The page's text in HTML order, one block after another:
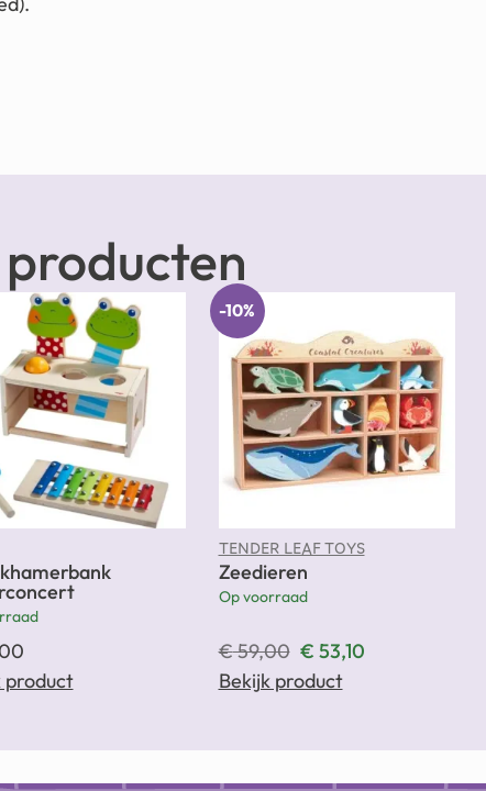
product
-10%
TENDER LEAF TOYS
Zeedieren
Op voorraad
€59,00 € 53,10
Bekijk product